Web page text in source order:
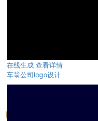
在线生成 查看详情
车翁公司logo设计